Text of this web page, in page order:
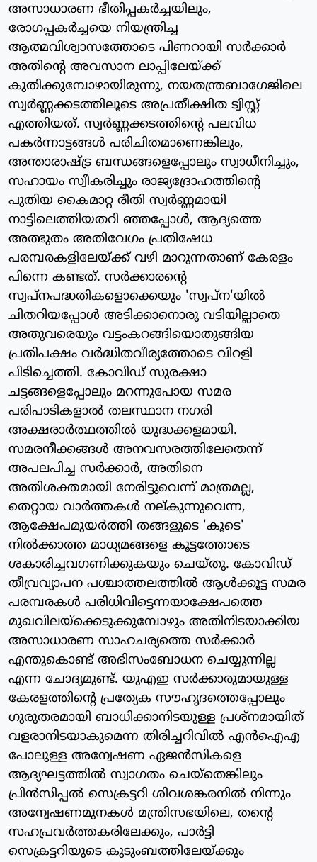
അസാധാരണ ഭീതിപ്പകര്‍ച്ചയിലും,
രോഗപ്പകര്‍ച്ചയെ നിയന്ത്രിച്ച
ആത്മവിശ്വാസത്തോടെ പിണറായി സര്‍ക്കാര്‍
അതിന്റെ അവസാന ലാപ്പിലേയ്ക്ക്
കുതിക്കുമ്പോഴായിരുന്നു, നയതന്ത്രബാഗേജിലെ
സ്വര്‍ണ്ണക്കടത്തിലൂടെ അപ്രതീക്ഷിത ട്വിസ്റ്റ്
എത്തിയത്. സ്വര്‍ണ്ണക്കടത്തിന്റെ പലവിധ
പകര്‍ന്നാട്ടങ്ങള്‍ പരിചിതമാണെങ്കിലും,
അന്താരാഷ്ട്ര ബന്ധങ്ങളെപ്പോലും സ്വാധീനിച്ചും,
സഹായം സ്വീകരിച്ചും രാജ്യദ്രോഹത്തിന്റെ
പുതിയ കൈമാറ്റ രീതി സ്വര്‍ണ്ണമായി
നാട്ടിലെത്തിയതറി ഞ്ഞപ്പോള്‍, ആദ്യത്തെ
അത്ഭുതം അതിവേഗം പ്രതിഷേധ
പരമ്പരകളിലേയ്ക്ക് വഴി മാറുന്നതാണ് കേരളം
പിന്നെ കണ്ടത്. സര്‍ക്കാരന്റെ
സ്വപ്നപദ്ധതികളൊക്കെയും 'സ്വപ്ന'യില്‍
ചിതറിയപ്പോള്‍ അടിക്കാനൊരു വടിയില്ലാതെ
അതുവരെയും വട്ടംകറങ്ങിയൊതുങ്ങിയ
പ്രതിപക്ഷം വര്‍ദ്ധിതവീര്യത്തോടെ വിറളി
പിടിച്ചെത്തി. കോവിഡ് സുരക്ഷാ
ചട്ടങ്ങളെപ്പോലും മറന്നുപോയ സമര
പരിപാടികളാല്‍ തലസ്ഥാന നഗരി
അക്ഷരാര്‍ത്ഥത്തില്‍ യുദ്ധക്കളമായി.
സമരനീക്കങ്ങള്‍ അനവസരത്തിലേതെന്ന്
അപലപിച്ച സര്‍ക്കാര്‍, അതിനെ
അതിശക്തമായി നേരിട്ടുവെന്ന് മാത്രമല്ല,
തെറ്റായ വാര്‍ത്തകള്‍ നല്കുന്നുവെന്ന,
ആക്ഷേപമുയര്‍ത്തി തങ്ങളുടെ 'കൂടെ'
നില്‍ക്കാത്ത മാധ്യമങ്ങളെ കൂട്ടത്തോടെ
ശകാരിച്ചവഗണിക്കുകയും ചെയ്തു. കോവിഡ്
തീവ്രവ്യാപന പശ്ചാത്തലത്തില്‍ ആള്‍ക്കൂട്ട സമര
പരമ്പരകള്‍ പരിധിവിട്ടെന്നയാക്ഷേപത്തെ
മുഖവിലയ്‌ക്കെടുക്കുമ്പോഴും അതിനിടയാക്കിയ
അസാധാരണ സാഹചര്യത്തെ സര്‍ക്കാര്‍
എന്തുകൊണ്ട് അഭിസംബോധന ചെയ്യുന്നില്ല
എന്ന ചോദ്യമുണ്ട്. യുഎഇ സര്‍ക്കാരുമായുള്ള
കേരളത്തിന്റെ പ്രത്യേക സൗഹൃദത്തെപ്പോലും
ഗുരുതരമായി ബാധിക്കാനിടയുള്ള പ്രശ്‌നമായിത്
വളരാനിടയാകുമെന്ന തിരിച്ചറിവില്‍ എന്‍ഐഎ
പോലുള്ള അന്വേഷണ ഏജന്‍സികളെ
ആദ്യഘട്ടത്തില്‍ സ്വാഗതം ചെയ്‌തെങ്കിലും
പ്രിന്‍സിപ്പല്‍ സെക്രട്ടറി ശിവശങ്കരനില്‍ നിന്നും
അന്വേഷണമുനകള്‍ മന്ത്രിസഭയിലെ, തന്റെ
സഹപ്രവര്‍ത്തകരിലേക്കും, പാര്‍ട്ടി
സെക്രട്ടറിയുടെ കുടുംബത്തിലേയ്ക്കും